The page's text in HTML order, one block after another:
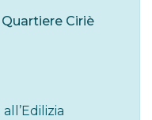
Ciriè